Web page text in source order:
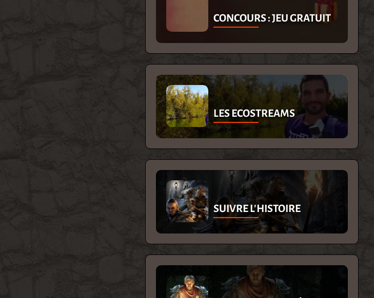
CONCOURS : JEU GRATUIT
LES ECOSTREAMS
SUIVRE L'HISTOIRE